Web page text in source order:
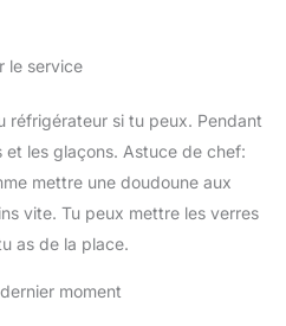
le service
réfrigérateur si tu peux. Pendant
les glaçons. Astuce de chef:
mettre une doudoune aux
vite. Tu peux mettre les verres
as de la place.
moment